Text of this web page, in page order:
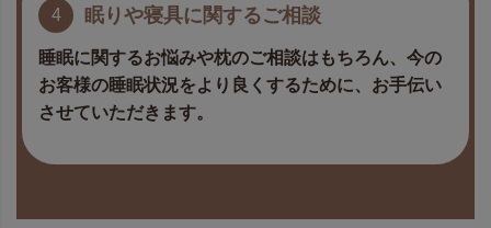
4 眠りや寝具に関するご相談
睡眠に関するお悩みや枕のご相談はもちろん、今の
お客様の睡眠状況をより良くするために、お手伝い
させていただきます。